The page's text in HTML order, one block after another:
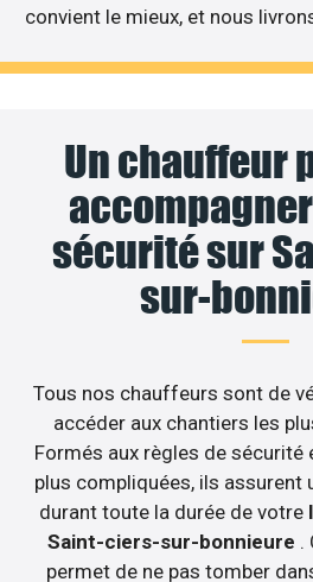
convient le mieux, et nous
Un chauffeur
sécurité sur
sur-
Tous nos chauffeurs sont de
accéder aux chantiers les
Formés aux règles de sécurité
plus compliquées, ils assurent
durant toute la durée de votre
Saint-ciers-sur-bonnieure .
permet de ne pas tomber